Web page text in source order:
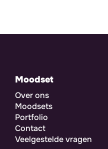
Moodset
Over ons
Moodsets
Portfolio
Contact
Veelgestelde vragen